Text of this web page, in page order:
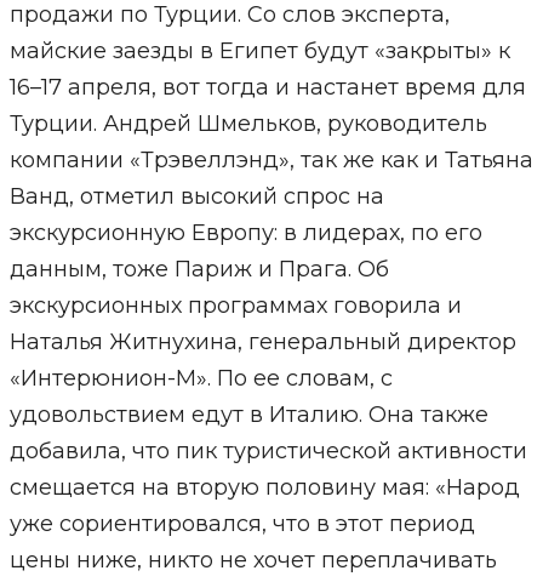
продажи по Турции. Со слов эксперта,
майские заезды в Египет будут «закрыты» к
16–17 апреля, вот тогда и настанет время для
Турции. Андрей Шмельков, руководитель
компании «Трэвеллэнд», так же как и Татьяна
Ванд, отметил высокий спрос на
экскурсионную Европу: в лидерах, по его
данным, тоже Париж и Прага. Об
экскурсионных программах говорила и
Наталья Житнухина, генеральный директор
«Интерюнион-М». По ее словам, с
удовольствием едут в Италию. Она также
добавила, что пик туристической активности
смещается на вторую половину мая: «Народ
уже сориентировался, что в этот период
цены ниже, никто не хочет переплачивать